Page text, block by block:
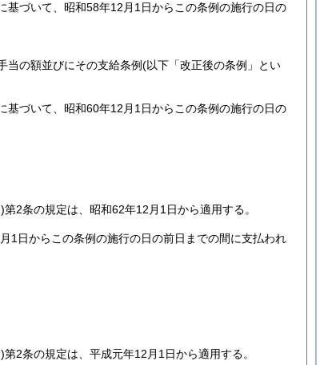
基づいて、昭和58年12月1日からこの条例の施行の日の
当の額並びにその支給条例(以下「改正後の条例」とい
基づいて、昭和60年12月1日からこの条例の施行の日の
第2条の規定は、昭和62年12月1日から適用する。
1日からこの条例の施行の日の前日までの間に支払われ
第2条の規定は、平成元年12月1日から適用する。